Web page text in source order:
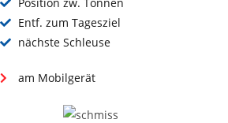
Entf. zum Tagesziel
nächste Schleuse
am Mobilgerät